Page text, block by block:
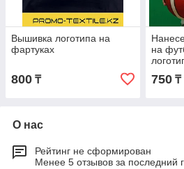
Вышивка логотипа на
фартуках
800 ₸
на
750₸
О нас
Рейтинг не сформирован
Менее 5 отзывов за последний